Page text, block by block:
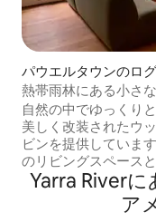
パウエルタウンのロ
ス
熱帯雨林にある小さ
自然の中でゆっくり
美しく改装されたウ
ビンを提供しています。 オープンプ
のリビングスペース
メインにはキングサ
いサンルームには、
Yarra River
ア